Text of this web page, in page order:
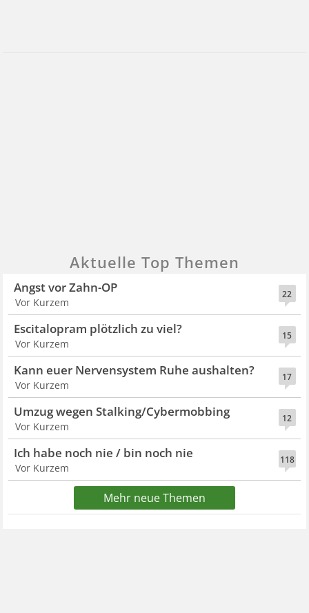
Aktuelle Top Themen
22
Angst vor Zahn-OP
Vor Kurzem
15
Escitalopram plötzlich zu viel?
Vor Kurzem
17
Kann euer Nervensystem Ruhe aushalten?
Vor Kurzem
12
Umzug wegen Stalking/Cybermobbing
Vor Kurzem
118
Ich habe noch nie / bin noch nie
Vor Kurzem
Mehr neue Themen